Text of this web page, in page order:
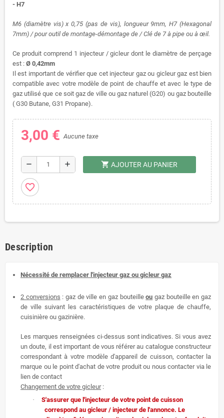
- H7
M6 (diamètre vis) x 0,75 (pas de vis), longueur 9mm, H7 (Hexagonal
7mm) / pour outil de montage-démontage de / Clé de 7 à pipe ou à œil.
Ce produit comprend 1 injecteur / gicleur dont le diamètre de perçage
est : Ø 0,42mm
Il est important de vérifier que cet injecteur gaz ou gicleur gaz est bien
compatible avec votre modèle de point de chauffe et avec le type de
gaz utilisé que ce soit gaz de ville ou gaz naturel (G20) ou gaz bouteille
( G30 Butane, G31 Propane).
3,00 €Aucune taxe
remove add shopping_cart AJOUTER AU PANIER
favorite_border
Description
Nécessité de remplacer l'injecteur gaz ou gicleur gaz
2 conversions : gaz de ville en gaz bouteilleou gaz bouteille en gaz
de ville suivant les caractéristiques de votre plaque de chauffe,
cuisinière ou gazinière.
Les marques renseignées ci-dessus sont indicatives. Si vous avez
un doute, il est important de vous référer au catalogue constructeur
correspondant à votre modèle d'appareil de cuisson, contacter la
marque ou le point d'achat de votre produit ou nous contacter via le
lien de contact
Changement de votre gicleur:
·
S'assurer que l'injecteur de votre point de cuisson
correspond au gicleur / injecteur de l'annonce. Le